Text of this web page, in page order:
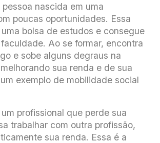
pessoa nascida em uma
poucas oportunidades. Essa
bolsa de estudos e consegue
Ao se formar, encontra
e sobe alguns degraus na
sua renda e de sua
exemplo de mobilidade social
profissional que perde sua
trabalhar com outra profissão,
sua renda. Essa é a